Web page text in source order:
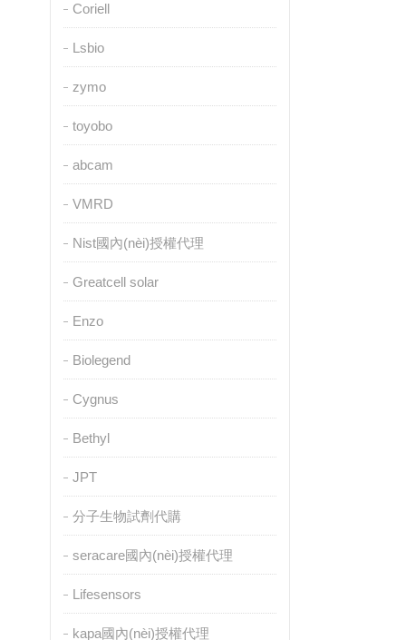
Coriell
Lsbio
zymo
toyobo
abcam
VMRD
Nist國內(nèi)授權代理
Greatcell solar
Enzo
Biolegend
Cygnus
Bethyl
JPT
分子生物試劑代購
seracare國內(nèi)授權代理
Lifesensors
kapa國內(nèi)授權代理